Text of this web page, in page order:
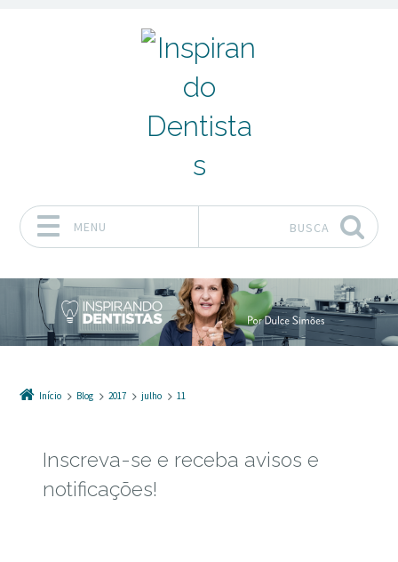
MENU BUSCA
Início Blog 2017 julho 11
Inscreva-se e receba avisos e
notificações!